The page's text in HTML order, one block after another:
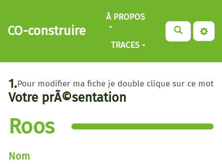
Aller au contenu principal
CO-construire
À PROPOS
TRACES
Pour modifier ma fiche je double clique sur ce mot
1.
Votre prÃ©sentation
Roos
Nom